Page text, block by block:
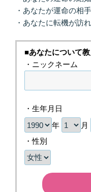
・あなたが運命の相
・あなたに転機が訪
■あなたについて
・ニックネーム
・生年月日
年
月
・性別